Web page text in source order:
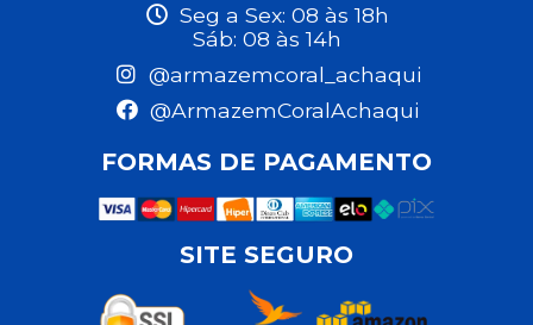
Seg a Sex: 08 às 18h
Sáb: 08 às 14h
@armazemcoral_achaqui
@ArmazemCoralAchaqui
FORMAS DE PAGAMENTO
SITE SEGURO